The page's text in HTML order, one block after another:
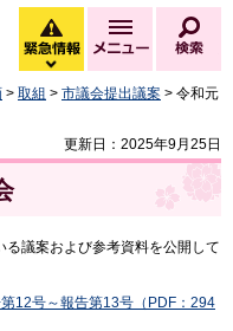
緊急情報
緊急情報を開く
メニュー
> 取組 > 市議会提出議案 > 令和元
更新日：2025年9月25日
議案および参考資料を公開して
12号～報告第13号（PDF：294